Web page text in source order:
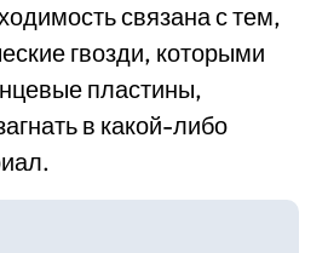
связана с тем,
гвозди, которыми
пластины,
в какой-либо